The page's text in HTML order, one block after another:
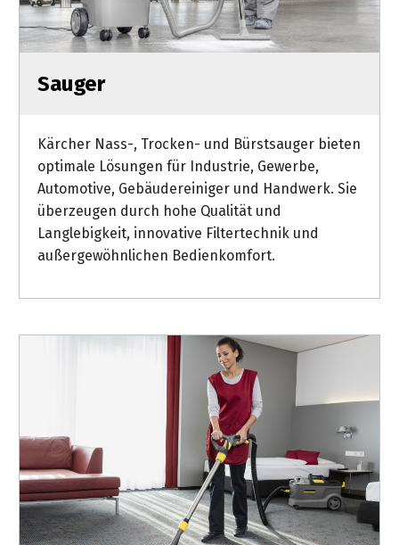
Sauger
Kärcher Nass-, Trocken- und Bürstsauger bieten
optimale Lösungen für Industrie, Gewerbe,
Automotive, Gebäudereiniger und Handwerk. Sie
überzeugen durch hohe Qualität und
Langlebigkeit, innovative Filtertechnik und
außergewöhnlichen Bedienkomfort.